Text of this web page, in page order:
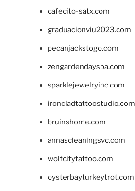
cafecito-satx.com
graduacionviu2023.com
pecanjackstogo.com
zengardendayspa.com
sparklejewelryinc.com
ironcladtattoostudio.com
bruinshome.com
annascleaningsvc.com
wolfcitytattoo.com
oysterbayturkeytrot.com